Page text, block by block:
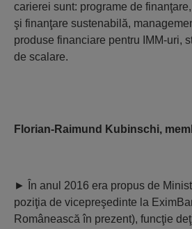
carierei sunt: programe de
şi finanţare sustenabilă,
produse financiare pentru IMM-uri,
de scalare.
Florian-Raimund Kubinschi,
►
În anul 2016 era propus de
poziţia de vicepreşedinte la
Românească în prezent), funcţie